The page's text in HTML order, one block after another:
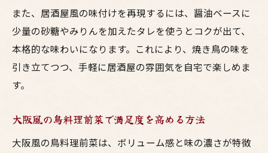
また、居酒屋風の味付けを再現するには、醤油ベースに
少量の砂糖やみりんを加えたタレを使うとコクが出て、
本格的な味わいになります。これにより、焼き鳥の味を
引き立てつつ、手軽に居酒屋の雰囲気を自宅で楽しめま
す。
大阪風の鳥料理前菜で満足度を高める方法
大阪風の鳥料理前菜は、ボリューム感と味の濃さが特徴